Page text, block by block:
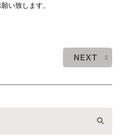
い致します。
NEXT